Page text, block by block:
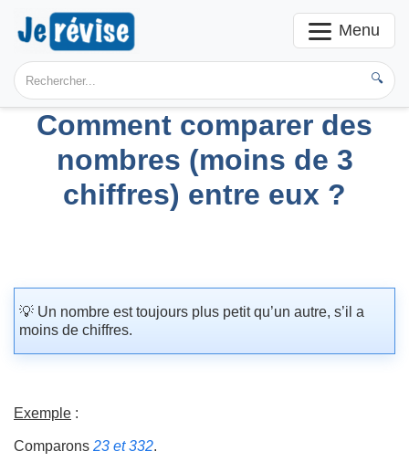
Menu
🔍
Comment comparer des
nombres (moins de 3
chiffres) entre eux ?
💡 Un nombre est toujours plus petit qu’un autre, s’il a
moins de chiffres.
Exemple :
Comparons 23 et 332.